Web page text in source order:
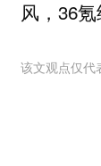
风，36氪
该文观点仅代